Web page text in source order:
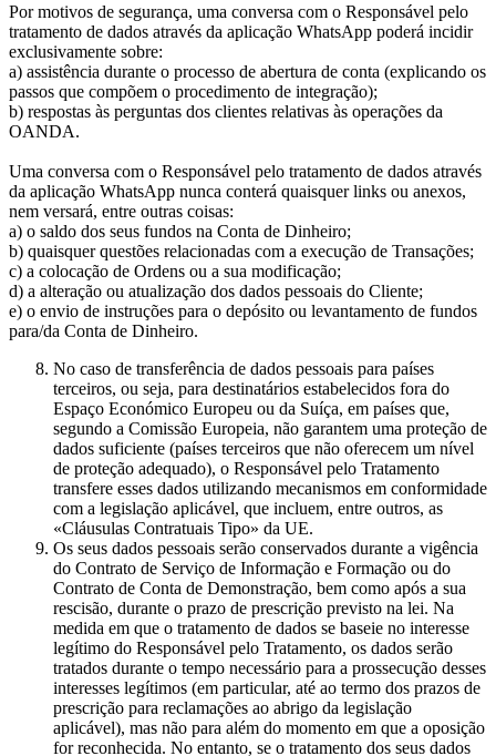
Por motivos de segurança, uma conversa com o Responsável pelo
tratamento de dados através da aplicação WhatsApp poderá incidir
exclusivamente sobre:
a) assistência durante o processo de abertura de conta (explicando os
passos que compõem o procedimento de integração);
b) respostas às perguntas dos clientes relativas às operações da
OANDA.
Uma conversa com o Responsável pelo tratamento de dados através
da aplicação WhatsApp nunca conterá quaisquer links ou anexos,
nem versará, entre outras coisas:
a) o saldo dos seus fundos na Conta de Dinheiro;
b) quaisquer questões relacionadas com a execução de Transações;
c) a colocação de Ordens ou a sua modificação;
d) a alteração ou atualização dos dados pessoais do Cliente;
e) o envio de instruções para o depósito ou levantamento de fundos
para/da Conta de Dinheiro.
No caso de transferência de dados pessoais para países
terceiros, ou seja, para destinatários estabelecidos fora do
Espaço Económico Europeu ou da Suíça, em países que,
segundo a Comissão Europeia, não garantem uma proteção de
dados suficiente (países terceiros que não oferecem um nível
de proteção adequado), o Responsável pelo Tratamento
transfere esses dados utilizando mecanismos em conformidade
com a legislação aplicável, que incluem, entre outros, as
«Cláusulas Contratuais Tipo» da UE.
Os seus dados pessoais serão conservados durante a vigência
do Contrato de Serviço de Informação e Formação ou do
Contrato de Conta de Demonstração, bem como após a sua
rescisão, durante o prazo de prescrição previsto na lei. Na
medida em que o tratamento de dados se baseie no interesse
legítimo do Responsável pelo Tratamento, os dados serão
tratados durante o tempo necessário para a prossecução desses
interesses legítimos (em particular, até ao termo dos prazos de
prescrição para reclamações ao abrigo da legislação
aplicável), mas não para além do momento em que a oposição
for reconhecida. No entanto, se o tratamento dos seus dados